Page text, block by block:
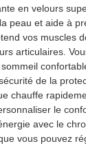
en velours
peau et aide à
vos muscles
articulaires.
de la
chauffe
le
avec le
vous pouvez